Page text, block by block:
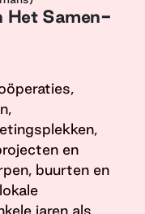
Het Samen-
en
buurten en
jaren als